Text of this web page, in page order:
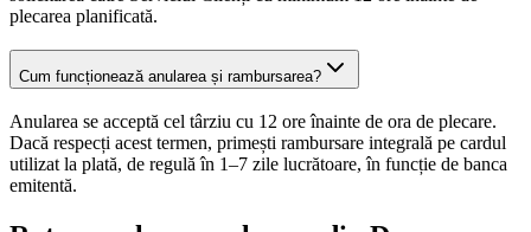
plecarea planificată.
Cum funcționează anularea și rambursarea?
Anularea se acceptă cel târziu cu 12 ore înainte de ora de plecare.
Dacă respecți acest termen, primești rambursare integrală pe cardul
utilizat la plată, de regulă în 1–7 zile lucrătoare, în funcție de banca
emitentă.